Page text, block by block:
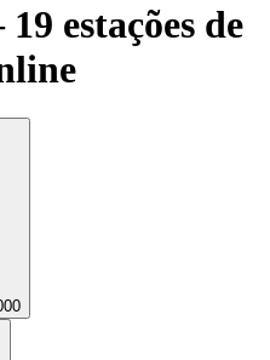
estações de